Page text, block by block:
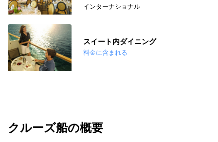
インターナショナル
スイート内ダイニング
料金に含まれる
クルーズ船の概要